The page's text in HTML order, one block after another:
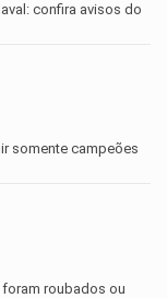
confira avisos do
somente campeões
foram roubados ou